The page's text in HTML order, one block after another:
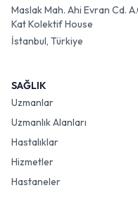
Maslak Mah. Ahi Evran Cd.
Kat Kolektif House
İstanbul, Türkiye
SAĞLIK
Uzmanlar
Uzmanlık Alanları
Hastalıklar
Hizmetler
Hastaneler